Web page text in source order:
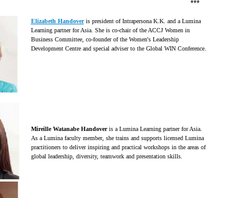
***
Elizabeth Handoveris president of Intrapersona K.K. and a Lumina
Learning partner for Asia. She is co-chair of the ACCJ Women in
Business Committee, co-founder of the Women's Leadership
Development Centre and special adviser to the Global WIN Conference.
Mireille Watanabe Handoveris a Lumina Learning partner for Asia.
As a Lumina faculty member, she trains and supports licensed Lumina
practitioners to deliver inspiring and practical workshops in the areas of
global leadership, diversity, teamwork and presentation skills.